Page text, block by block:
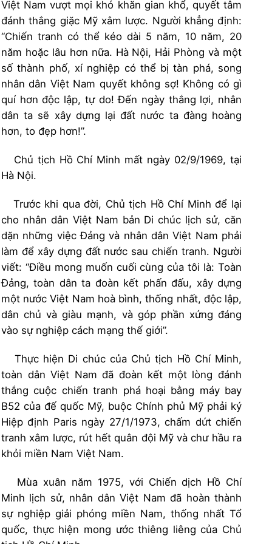
Việt Nam vượt mọi khó khăn gian khổ, quyết tâm
đánh thắng giặc Mỹ xâm lược. Người khẳng định:
“Chiến tranh có thể kéo dài 5 năm, 10 năm, 20
năm hoặc lâu hơn nữa. Hà Nội, Hải Phòng và một
số thành phố, xí nghiệp có thể bị tàn phá, song
nhân dân Việt Nam quyết không sợ! Không có gì
quí hơn độc lập, tự do! Đến ngày thắng lợi, nhân
dân ta sẽ xây dựng lại đất nước ta đàng hoàng
hơn, to đẹp hơn!”.
Chủ tịch Hồ Chí Minh mất ngày 02/9/1969, tại
Hà Nội.
Trước khi qua đời, Chủ tịch Hồ Chí Minh để lại
cho nhân dân Việt Nam bản Di chúc lịch sử, căn
dặn những việc Đảng và nhân dân Việt Nam phải
làm để xây dựng đất nước sau chiến tranh. Người
viết: “Điều mong muốn cuối cùng của tôi là: Toàn
Đảng, toàn dân ta đoàn kết phấn đấu, xây dựng
một nước Việt Nam hoà bình, thống nhất, độc lập,
dân chủ và giàu mạnh, và góp phần xứng đáng
vào sự nghiệp cách mạng thế giới”.
Thực hiện Di chúc của Chủ tịch Hồ Chí Minh,
toàn dân Việt Nam đã đoàn kết một lòng đánh
thắng cuộc chiến tranh phá hoại bằng máy bay
B52 của đế quốc Mỹ, buộc Chính phủ Mỹ phải ký
Hiệp định Paris ngày 27/1/1973, chấm dứt chiến
tranh xâm lược, rút hết quân đội Mỹ và chư hầu ra
khỏi miền Nam Việt Nam.
Mùa xuân năm 1975, với Chiến dịch Hồ Chí
Minh lịch sử, nhân dân Việt Nam đã hoàn thành
sự nghiệp giải phóng miền Nam, thống nhất Tổ
quốc, thực hiện mong ước thiêng liêng của Chủ